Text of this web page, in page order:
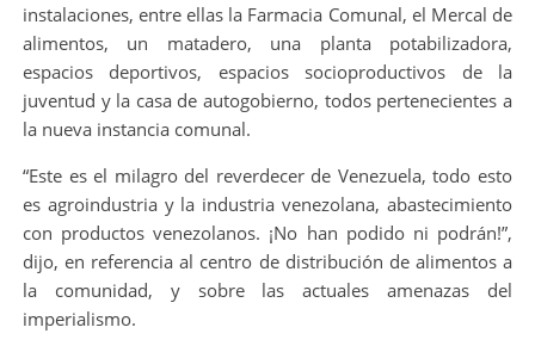
instalaciones, entre ellas la Farmacia Comunal, el Mercal de
alimentos, un matadero, una planta potabilizadora,
espacios deportivos, espacios socioproductivos de la
juventud y la casa de autogobierno, todos pertenecientes a
la nueva instancia comunal.
“Este es el milagro del reverdecer de Venezuela, todo esto
es agroindustria y la industria venezolana, abastecimiento
con productos venezolanos. ¡No han podido ni podrán!”,
dijo, en referencia al centro de distribución de alimentos a
la comunidad, y sobre las actuales amenazas del
imperialismo.